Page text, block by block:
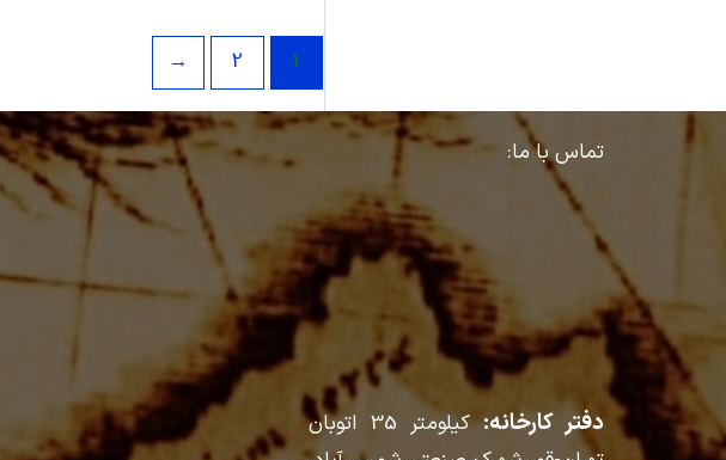
1
2
←
تماس با ما:
دفتر کارخانه:
کیلومتر 35 اتوبان